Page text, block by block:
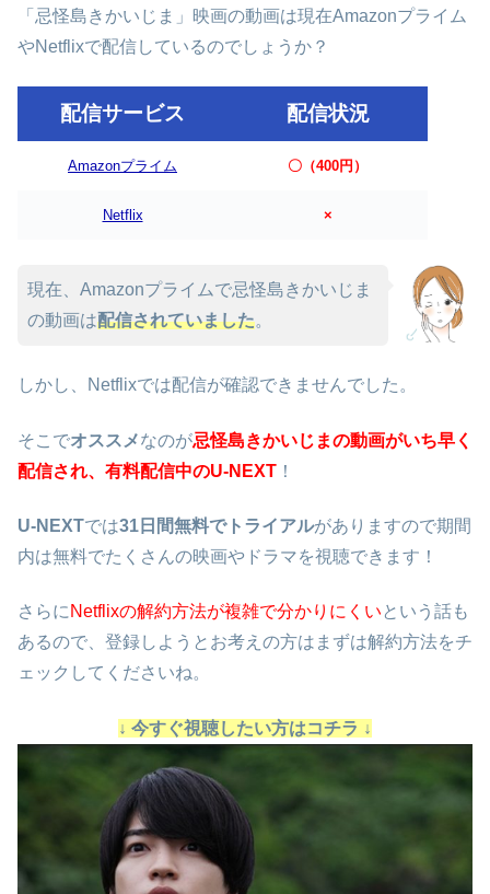
「忌怪島きかいじま」映画の動画は現在Amazonプライム
やNetflixで配信しているのでしょうか？
配信サービス 配信状況
Amazonプライム 〇（400円）
Netflix ×
現在、Amazonプライムで忌怪島きかいじま
の動画は配信されていました。
しかし、Netflixでは配信が確認できませんでした。
そこでオススメなのが忌怪島きかいじまの動画がいち早く
配信され、有料配信中のU-NEXT ！
U-NEXTでは31日間無料でトライアルがありますので期間
内は無料でたくさんの映画やドラマを視聴できます！
さらに Netflixの解約方法が複雑で分かりにくい という話も
あるので、登録しようとお考えの方はまずは解約方法をチ
ェックしてくださいね。
↓ 今すぐ視聴したい方はコチラ ↓